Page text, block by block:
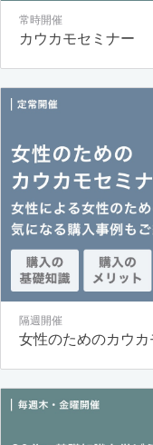
常時開催
カウカモセミナー
隔週開催
女性のためのカウカ